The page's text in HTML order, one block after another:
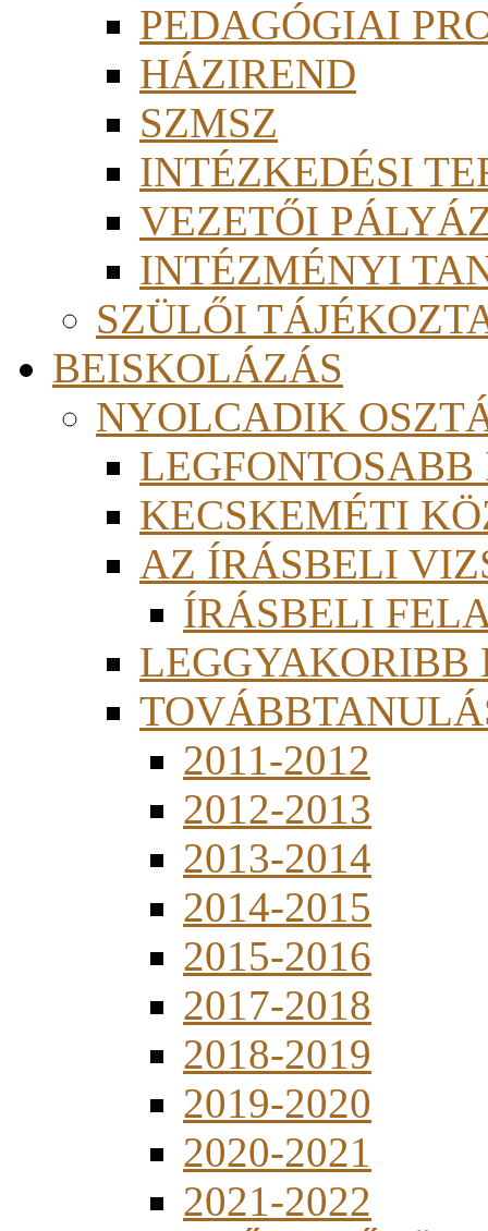
PEDAGÓGIAI
HÁZIREND
SZMSZ
INTÉZKEDÉSI
VEZETŐI
INTÉZMÉNYI
SZÜLŐI
BEISKOLÁZÁS
NYOLCADIK
KECSKEMÉTI
AZ ÍRÁSBELI
ÍRÁSBELI
LEGGYAKORIBB
2011-2012
2012-2013
2013-2014
2014-2015
2015-2016
2017-2018
2018-2019
2019-2020
2020-2021
2021-2022